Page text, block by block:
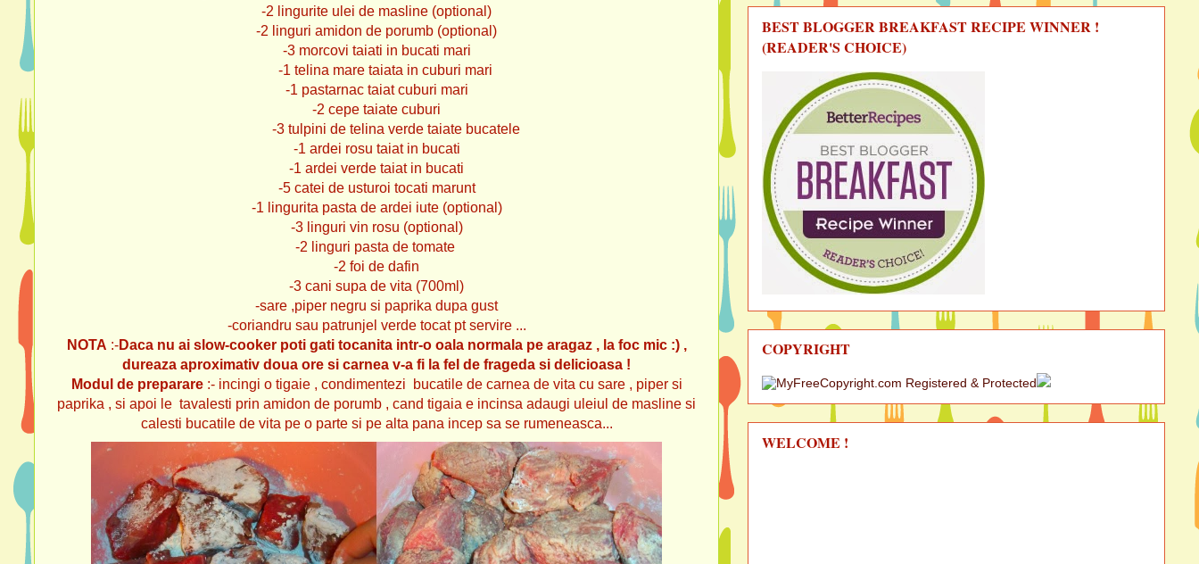
-2 lingurite ulei de masline (optional)
-2 linguri amidon de porumb (optional)
-3 morcovi taiati in bucati mari
-1 telina mare taiata in cuburi mari
-1 pastarnac taiat cuburi mari
-2 cepe taiate cuburi
-3 tulpini de telina verde taiate bucatele
-1 ardei rosu taiat in bucati
-1 ardei verde taiat in bucati
-5 catei de usturoi tocati marunt
-1 lingurita pasta de ardei iute (optional)
-3 linguri vin rosu (optional)
-2 linguri pasta de tomate
-2 foi de dafin
-3 cani supa de vita (700ml)
-sare ,piper negru si paprika dupa gust
-coriandru sau patrunjel verde tocat pt servire ...
NOTA :-Daca nu ai slow-cooker poti gati tocanita intr-o oala normala pe aragaz , la foc mic :) ,
dureaza aproximativ doua ore si carnea v-a fi la fel de frageda si delicioasa !
Modul de preparare:- incingi o tigaie , condimentezi bucatile de carnea de vita cu sare , piper si
paprika , si apoi le tavalesti prin amidon de porumb , cand tigaia e incinsa adaugi uleiul de masline si
calesti bucatile de vita pe o parte si pe alta pana incep sa se rumeneasca...
BEST BLOGGER BREAKFAST RECIPE WINNER !
(READER'S CHOICE)
COPYRIGHT
WELCOME !